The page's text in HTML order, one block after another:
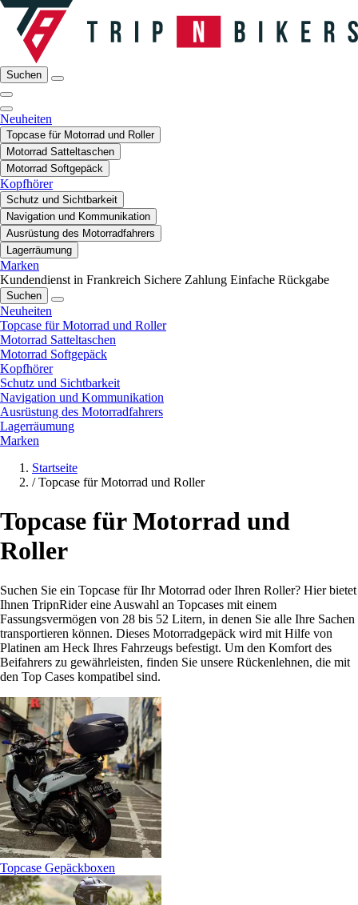
Suchen
Neuheiten
Topcase für Motorrad und Roller
Motorrad Satteltaschen
Motorrad Softgepäck
Kopfhörer
Schutz und Sichtbarkeit
Navigation und Kommunikation
Ausrüstung des Motorradfahrers
Lagerräumung
Marken
Kundendienst in Frankreich Sichere Zahlung Einfache Rückgabe
Suchen
Neuheiten
Topcase für Motorrad und Roller
Motorrad Satteltaschen
Motorrad Softgepäck
Kopfhörer
Schutz und Sichtbarkeit
Navigation und Kommunikation
Ausrüstung des Motorradfahrers
Lagerräumung
Marken
Startseite
/ Topcase für Motorrad und Roller
Topcase für Motorrad und
Roller
Suchen Sie ein Topcase für Ihr Motorrad oder Ihren Roller? Hier bietet
Ihnen TripnRider eine Auswahl an Topcases mit einem
Fassungsvermögen von 28 bis 52 Litern, in denen Sie alle Ihre Sachen
transportieren können. Dieses Motorradgepäck wird mit Hilfe von
Platinen am Heck Ihres Fahrzeugs befestigt. Um den Komfort des
Beifahrers zu gewährleisten, finden Sie unsere Rückenlehnen, die mit
den Top Cases kompatibel sind.
Topcase Gepäckboxen